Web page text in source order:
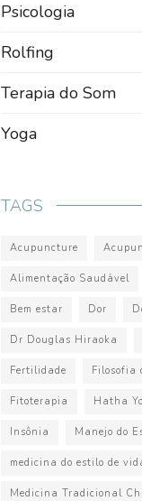
Psicologia
Rolfing
Terapia do Som
Yoga
TAGS
Acupuncture
Alimentação Saudável
Bem estar Dor
Dr Douglas Hiraoka
Fertilidade Filosofia
Fitoterapia Hatha
Insônia Manejo do
medicina do estilo de
Medicina Tradicional